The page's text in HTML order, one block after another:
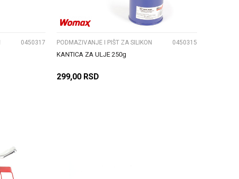
0450317 PODMAZIVANJE I PIŠT ZA SILIKON 0450315
KANTICA ZA ULJE 250g
299,00 RSD